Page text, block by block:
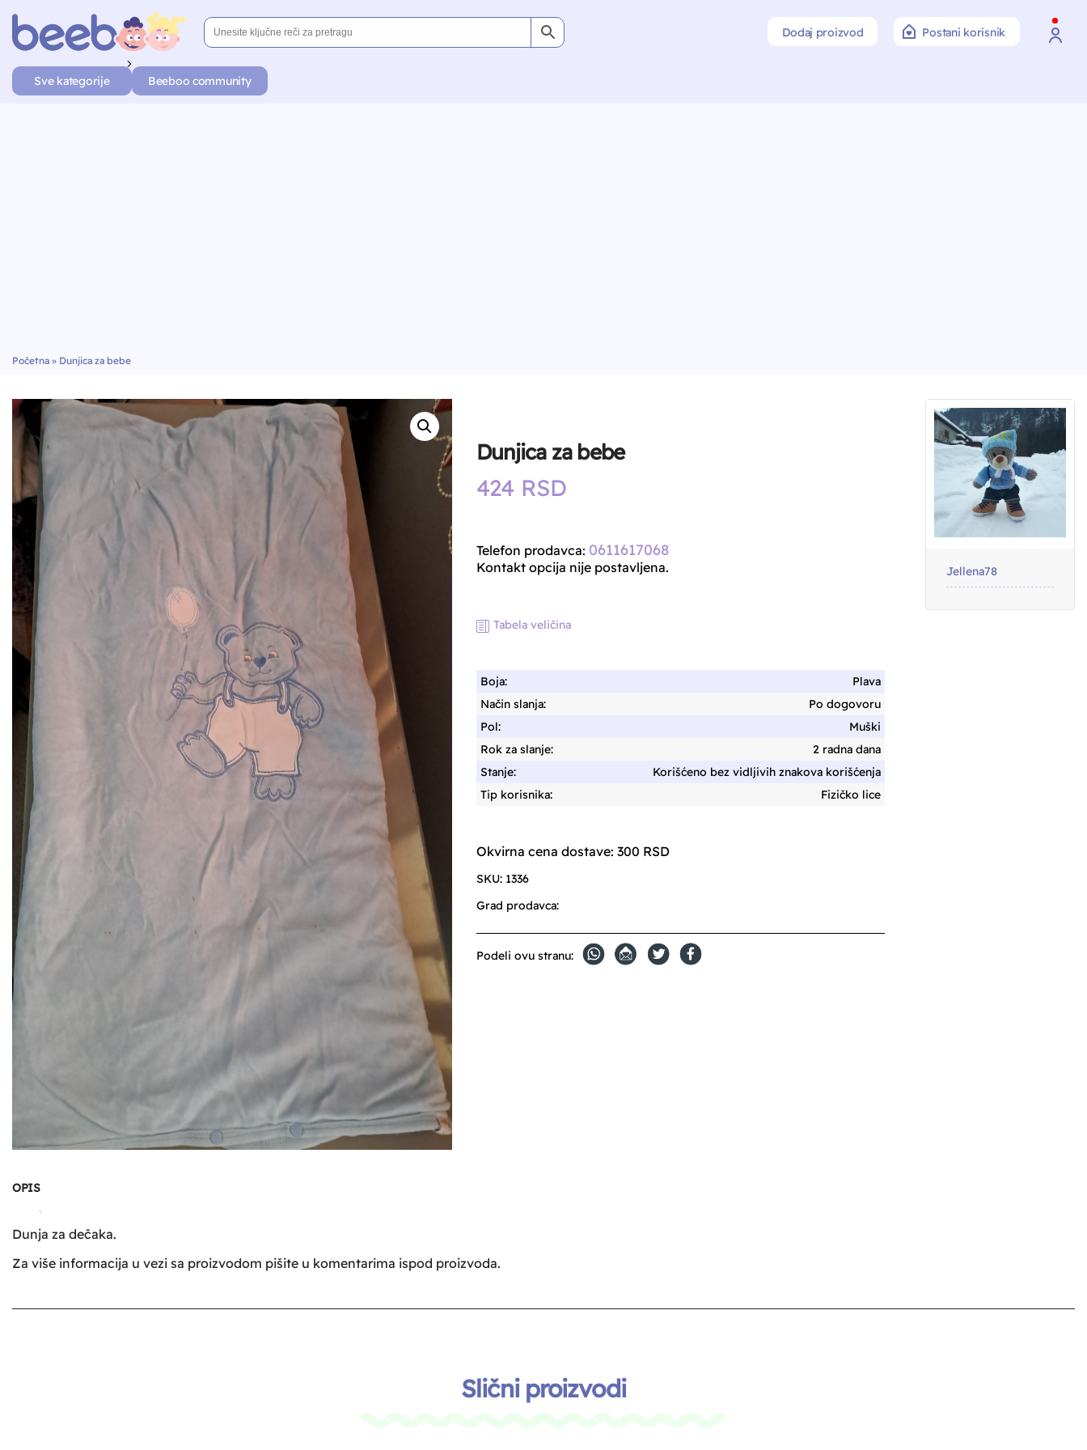
Dodaj proizvod Postani korisnik
Sve kategorije Beeboo community
Početna » Dunjica za bebe
Jellena78
Dunjica za bebe
424 RSD
Telefon prodavca: 0611617068
Kontakt opcija nije postavljena.
Tabela veličina
Boja:
Plava
Način slanja:
Po dogovoru
Pol:
Muški
Rok za slanje:
2 radna dana
Stanje:
Korišćeno bez vidljivih znakova korišćenja
Tip korisnika:
Fizičko lice
Okvirna cena dostave: 300 RSD
SKU: 1336
Grad prodavca:
Podeli ovu stranu:
OPIS
Dunja za dečaka.
Za više informacija u vezi sa proizvodom pišite u komentarima ispod proizvoda.
Slični proizvodi